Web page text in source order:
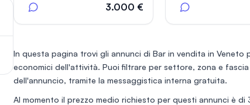
debiti. La società è
PASSIVITA' ("PULITA").
circa €8.000 di crediti attivi
certificati, inclusi nel prezzo di
cessione. Conto Corrente:
Tutti i bilanci e le dichiarazioni
3.000 €
attrezzato, bagno
ad uso magazzino
dalle 16 in poi. Buon fatturato
con margini di
ampliando l’orario
perfetto stato.
In questa pagina trovi gli annunci di Bar in vendita in Veneto
economici dell'attività. Puoi filtrare per settore, zona e
dell'annuncio, tramite la messaggistica interna gratuita.
Al momento il prezzo medio richiesto per questi annunci è di